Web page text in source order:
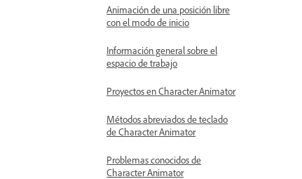
Animación de una posición libre
con el modo de inicio
Información general sobre el
espacio de trabajo
Proyectos en Character Animator
Métodos abreviados de teclado
de Character Animator
Problemas conocidos de
Character Animator